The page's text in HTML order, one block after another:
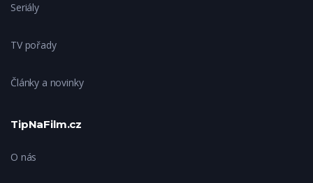
Seriály
TV pořady
Články a novinky
TipNaFilm.cz
O nás